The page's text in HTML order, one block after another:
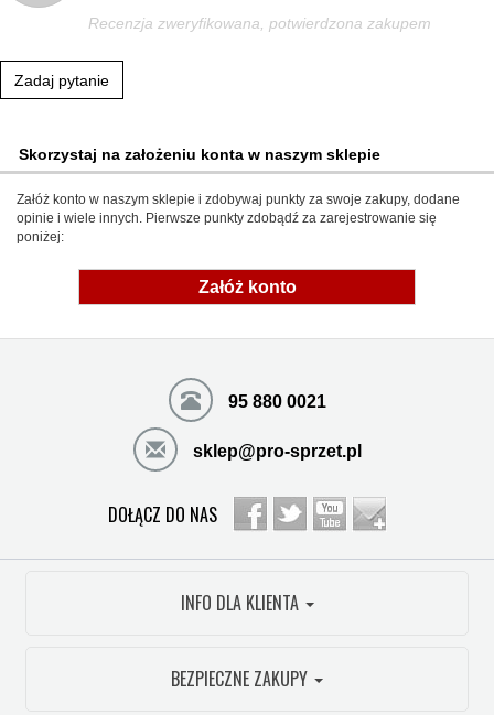
Recenzja zweryfikowana, potwierdzona zakupem
Zadaj pytanie
Skorzystaj na założeniu konta w naszym sklepie
Załóż konto w naszym sklepie i zdobywaj punkty za swoje zakupy, dodane
opinie i wiele innych. Pierwsze punkty zdobądź za zarejestrowanie się
poniżej:
Załóż konto
95 880 0021
sklep@pro-sprzet.pl
DOŁĄCZ DO NAS
INFO DLA KLIENTA
BEZPIECZNE ZAKUPY